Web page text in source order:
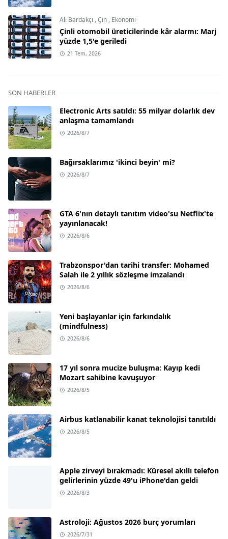
Ali Bardakçı ,Çin , Ekonomi
Çinli otomobil üreticilerinde kâr alarmı: Marj
yüzde 1,5'e geriledi
21 Tem, 2026
SON HABERLER
Electronic Arts satıldı: 55 milyar dolarlık dev
anlaşma tamamlandı
2026/8/7
Bağırsaklarımız 'ikinci beyin' mi?
2026/8/7
GTA 6'nın detaylı tanıtım video'su Netflix'te
yayınlanacak!
2026/8/6
Trabzonspor'dan tarihi transfer: Mohamed
Salah ile 2 yıllık sözleşme imzalandı
2026/8/6
Yeni başlayanlar için farkındalık
(mindfulness)
2026/8/6
17 yıl sonra mucize buluşma: Kayıp kedi
Mozart sahibine kavuşuyor
2026/8/5
Airbus katlanabilir kanat teknolojisi tanıtıldı
2026/8/5
Apple zirveyi bırakmadı: Küresel akıllı telefon
gelirlerinin yüzde 49'u iPhone'dan geldi
2026/8/3
Astroloji: Ağustos 2026 burç yorumları
2026/7/31